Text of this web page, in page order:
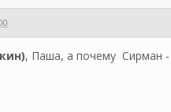
, Паша, а почему Сирман -